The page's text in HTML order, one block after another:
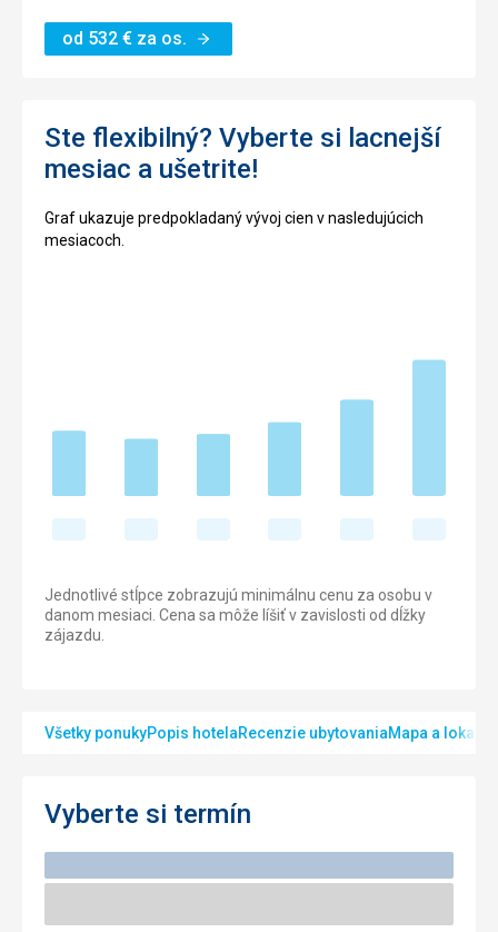
od 532 € za os.
Ste flexibilný? Vyberte si lacnejší
mesiac a ušetrite!
Graf ukazuje predpokladaný vývoj cien v nasledujúcich
mesiacoch.
Jednotlivé stĺpce zobrazujú minimálnu cenu za osobu v
danom mesiaci. Cena sa môže líšiť v zavislosti od dĺžky
zájazdu.
Všetky ponukyPopis hotelaRecenzie ubytovaniaMapa a lokalita
Vyberte si termín